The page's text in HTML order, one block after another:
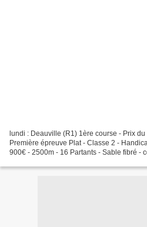
lundi : Deauville (R1) 1ère course - Prix
Première épreuve Plat - Classe 2 -
900€ - 2500m - 16 Partants - Sable fibré -